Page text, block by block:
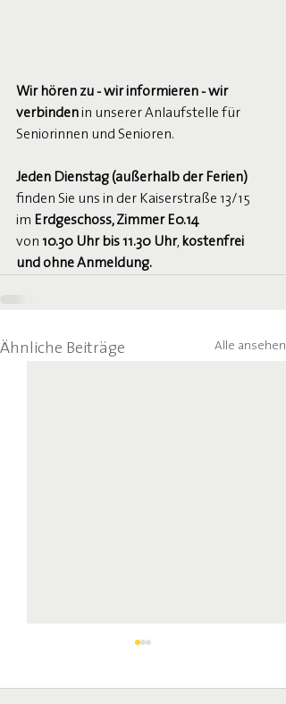
Wir hören zu - wir informieren - wir
verbinden in unserer Anlaufstelle für
Seniorinnen und Senioren.
Jeden Dienstag (außerhalb der Ferien)
finden Sie uns in der Kaiserstraße 13/15
im Erdgeschoss, Zimmer E0.14
von 10.30 Uhr bis 11.30 Uhr, kostenfrei
und ohne Anmeldung.
Ähnliche Beiträge Alle ansehen